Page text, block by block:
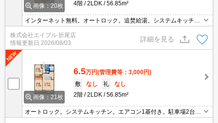
画像：20枚 4階 2LDK 56.85m²
インターネット無料。オートロック。追焚給湯。システムキッチ
額2％）。敷金・礼金なし。駐車場1台分無料。駐車場2台目月5,500
円。
株式会社エイブル 折尾店
情報更新日 2026/08/03
詳細を見る
画像：21枚
6.5万円(管理費等：3,000円)
敷
なし 礼
なし
2階
2LDK 56.85m²
オートロック。システムキッチン。エアコン1基付き。駐車場2台目